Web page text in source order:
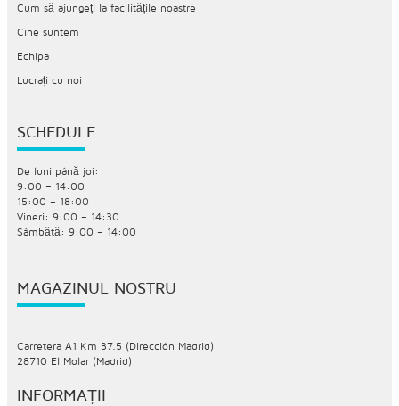
Cum să ajungeți la facilitățile noastre
Cine suntem
Echipa
Lucrați cu noi
SCHEDULE
De luni până joi:
9:00 – 14:00
15:00 – 18:00
Vineri: 9:00 – 14:30
Sâmbătă: 9:00 – 14:00
MAGAZINUL NOSTRU
Carretera A1 Km 37.5 (Dirección Madrid)
28710 El Molar (Madrid)
INFORMAȚII